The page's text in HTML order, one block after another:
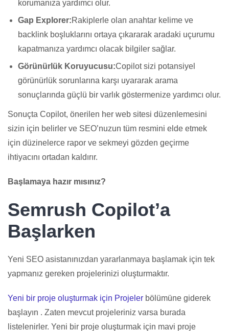
korumanıza yardımcı olur.
Gap Explorer: Rakiplerle olan anahtar kelime ve
backlink boşluklarını ortaya çıkararak aradaki uçurumu
kapatmanıza yardımcı olacak bilgiler sağlar.
Görünürlük Koruyucusu:Copilot sizi potansiyel
görünürlük sorunlarına karşı uyararak arama
sonuçlarında güçlü bir varlık göstermenize yardımcı olur.
Sonuçta Copilot, önerilen her web sitesi düzenlemesini
sizin için belirler ve SEO’nuzun tüm resmini elde etmek
için düzinelerce rapor ve sekmeyi gözden geçirme
ihtiyacını ortadan kaldırır.
Başlamaya hazır mısınız?
Semrush Copilot’a
Başlarken
Yeni SEO asistanınızdan yararlanmaya başlamak için tek
yapmanız gereken projelerinizi oluşturmaktır.
Yeni bir proje oluşturmak için Projeler bölümüne giderek
başlayın . Zaten mevcut projeleriniz varsa burada
listelenirler. Yeni bir proje oluşturmak için mavi proje